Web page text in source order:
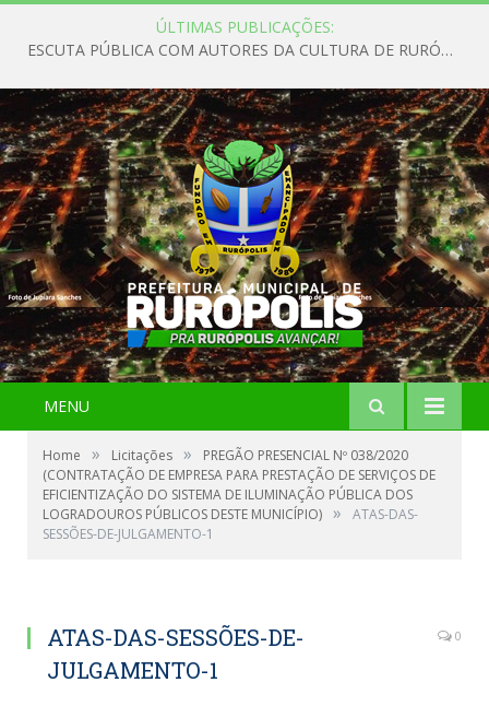
ÚLTIMAS PUBLICAÇÕES:
ESCUTA PÚBLICA COM AUTORES DA CULTURA DE RURÓPOLIS
MENU
Home » Licitações »
PREGÃO PRESENCIAL Nº 038/2020
(CONTRATAÇÃO DE EMPRESA PARA PRESTAÇÃO DE SERVIÇOS DE
EFICIENTIZAÇÃO DO SISTEMA DE ILUMINAÇÃO PÚBLICA DOS
LOGRADOUROS PÚBLICOS DESTE MUNICÍPIO) »
ATAS-DAS-
SESSÕES-DE-JULGAMENTO-1
ATAS-DAS-SESSÕES-DE-
JULGAMENTO-1
0